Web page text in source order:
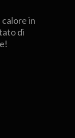
in
di